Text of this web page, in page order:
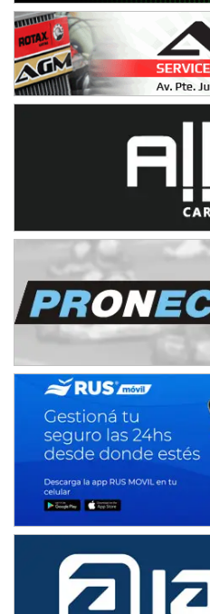
NORESTE SANTAFESINO - F6
Ciudad de Avellaneda (Asfalto)
Avellaneda (Santa Fe)
SUR SANTAFESINO - F4